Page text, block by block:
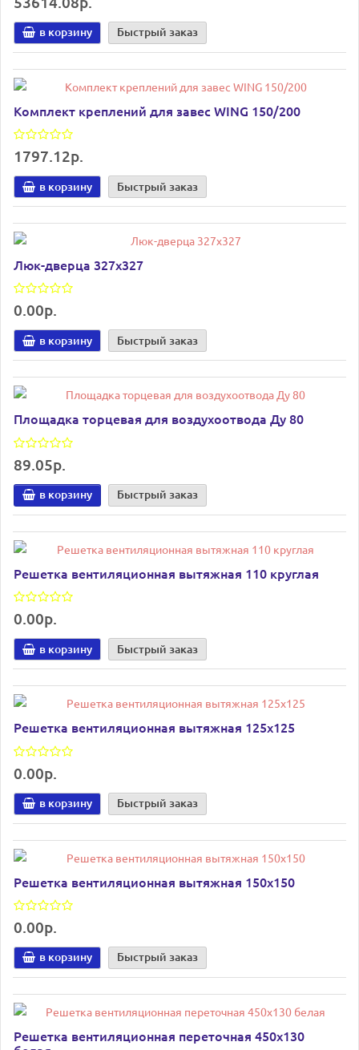
в корзину Быстрый заказ
Комплект креплений для завес WING 150/200
1797.12р.
в корзину Быстрый заказ
Люк-дверца 327х327
0.00р.
в корзину Быстрый заказ
Площадка торцевая для воздухоотвода Ду 80
89.05р.
в корзину Быстрый заказ
Решетка вентиляционная вытяжная 110 круглая
0.00р.
в корзину Быстрый заказ
Решетка вентиляционная вытяжная 125х125
0.00р.
в корзину Быстрый заказ
Решетка вентиляционная вытяжная 150х150
0.00р.
в корзину Быстрый заказ
Решетка вентиляционная переточная 450х130